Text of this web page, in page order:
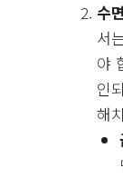
수
서
야
인
해